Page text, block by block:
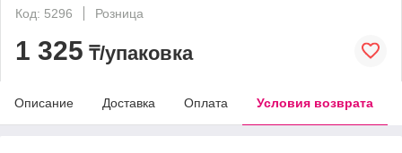
Код: 5296
Розница
1 325 ₸/упаковка
Описание Доставка Оплата Условия возврата